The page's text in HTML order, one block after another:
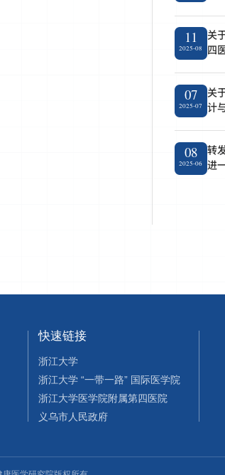
11
2025-08
关
四
07
2025-07
关
计
08
2025-06
转
进
快速链接
浙江大学
浙江大学 “一带一路” 国际医学院
浙江大学医学院附属第四医院
义乌市人民政府